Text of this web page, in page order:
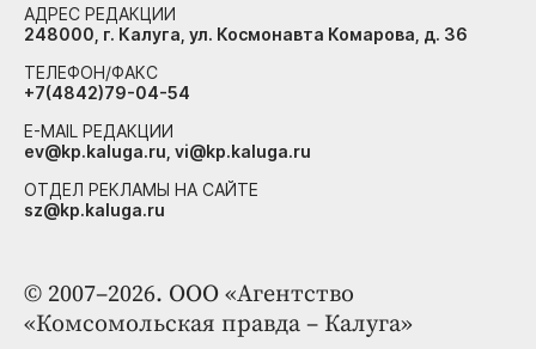
© 2007–2026. ООО «Агентство
«Комсомольская правда – Калуга»
АДРЕС РЕДАКЦИИ
248000, г. Калуга, ул. Космонавта Комарова, д. 36
ТЕЛЕФОН/ФАКС
+7(4842)79-04-54
E-MAIL РЕДАКЦИИ
ev@kp.kaluga.ru, vi@kp.kaluga.ru
ОТДЕЛ РЕКЛАМЫ НА САЙТЕ
sz@kp.kaluga.ru